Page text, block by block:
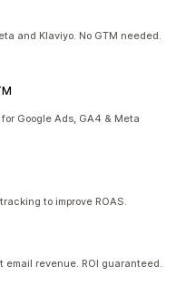
and Klaviyo. No GTM needed.
Google Ads, GA4 & Meta
to improve ROAS.
email revenue. ROI guaranteed.